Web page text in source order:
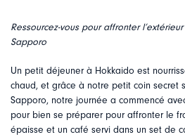
Ressourcez-vous pour affronter
Sapporo
Un petit déjeuner à Hokkaido est
chaud, et grâce à notre petit coin secret
Sapporo, notre journée a commencé
pour bien se préparer pour affronter le
épaisse et un café servi dans un set de